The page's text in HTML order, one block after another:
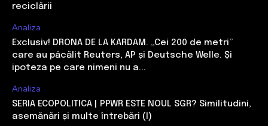
reciclării
Analiza
Exclusiv! DRONA DE LA KARDAM. „Cei 200 de metri”
care au păcălit Reuters, AP și Deutsche Welle. Și
ipoteza pe care nimeni nu a...
Analiza
SERIA ECOPOLITICA | PPWR ESTE NOUL SGR? Similitudini,
asemănări și multe întrebări (I)